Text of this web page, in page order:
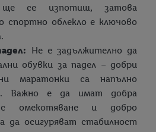
ще се изпотиш, затова
спортно облекло е ключово
Не е задължително да
обувки за падел – добри
маратонки са напълно
Важно е да имат добра
омекотяване и добро
да осигуряват стабилност